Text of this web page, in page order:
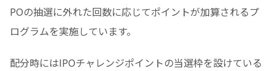
POの抽選に外れた回数に応じてポイントが加算されるプ
ログラムを実施しています。
配分時にはIPOチャレンジポイントの当選枠を設けている